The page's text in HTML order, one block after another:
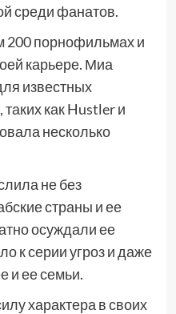
среди фанатов.
200 порнофильмах и
карьере. Миа
известных
как Hustler и
несколько
не без
страны и ее
осуждали ее
к серии угроз и даже
и ее семьи.
характера в своих